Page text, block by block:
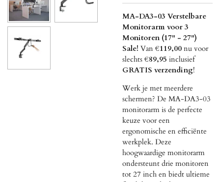
MA-DA3-03 Verstelbare
Monitorarm voor 3
Monitoren (17" - 27")
Sale! Van €119,00 nu voor
slechts €89,95 inclusief
GRATIS verzending!
Werk je met meerdere
schermen? De MA-DA3-03
monitorarm is de perfecte
keuze voor een
ergonomische en efficiënte
werkplek. Deze
hoogwaardige monitorarm
ondersteunt drie monitoren
tot 27 inch en biedt ultieme